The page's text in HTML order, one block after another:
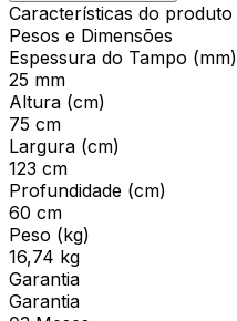
Características do produto
Pesos e Dimensões
Espessura do Tampo (mm)
25 mm
Altura (cm)
75 cm
Largura (cm)
123 cm
Profundidade (cm)
60 cm
Peso (kg)
16,74 kg
Garantia
Garantia